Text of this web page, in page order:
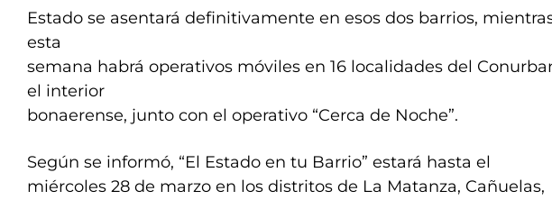
Estado se asentará definitivamente en esos dos barrios,
esta
semana habrá operativos móviles en 16 localidades del
el interior
bonaerense, junto con el operativo “Cerca de Noche”.
Según se informó, “El Estado en tu Barrio” estará hasta el
miércoles 28 de marzo en los distritos de La Matanza, Cañuelas,